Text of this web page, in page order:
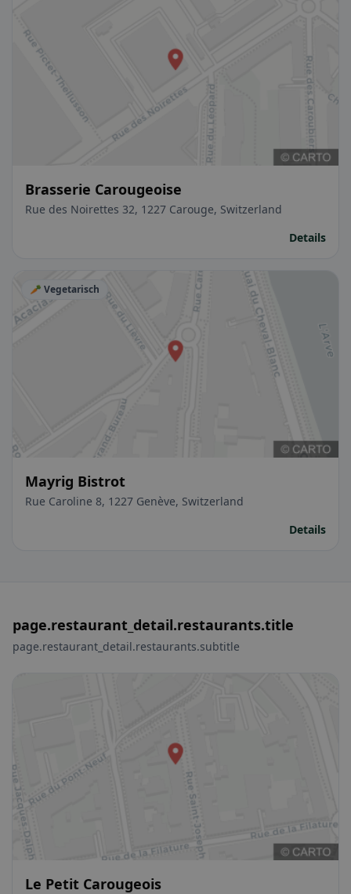
Brasserie Carougeoise
Rue des Noirettes 32, 1227 Carouge, Switzerland
Details
🥕 Vegetarisch
Mayrig Bistrot
Rue Caroline 8, 1227 Genève, Switzerland
Details
page.restaurant_detail.restaurants.title
page.restaurant_detail.restaurants.subtitle
Le Petit Carougeois